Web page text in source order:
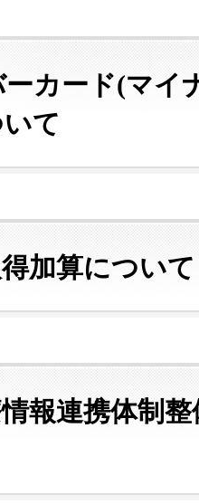
カード(マイ
て
加算について
報連携体制